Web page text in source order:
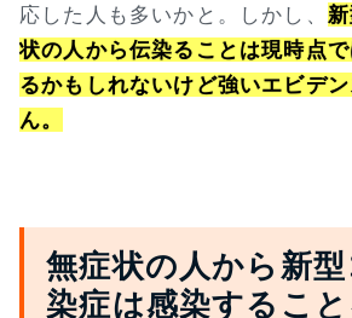
応した人も多いかと。しかし、
状の人から伝染ることは現時点
るかもしれないけど強いエビデ
ん。
無症状の人から新
染症は感染するこ